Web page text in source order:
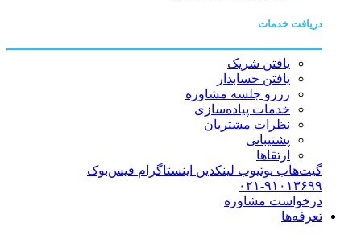
دریافت خدمات
یافتن شریک
یافتن حسابدار
رزرو جلسه مشاوره
خدمات پیاده‌سازی
نظرات مشتریان
پشتیبانی
ارتقاها
گیت‌هاب یوتیوب لینکدین اینستاگرام فیس‌بوک
۰۲۱-۹۱۰۱۳۶۹۹
درخواست مشاوره
تعرفه‌ها